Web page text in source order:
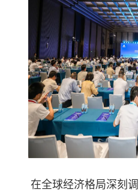
在全球经济格局深刻